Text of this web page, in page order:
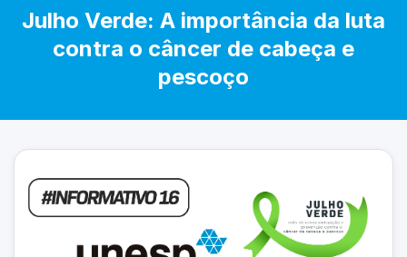
Julho Verde: A importância da luta
contra o câncer de cabeça e
pescoço